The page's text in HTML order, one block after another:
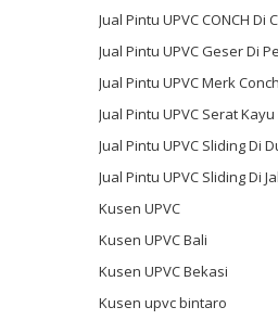
Jual Pintu UPVC CONCH Di
Jual Pintu UPVC Geser Di
Jual Pintu UPVC Merk
Jual Pintu UPVC Serat
Jual Pintu UPVC Sliding Di
Jual Pintu UPVC Sliding Di
Kusen UPVC
Kusen UPVC Bali
Kusen UPVC Bekasi
Kusen upvc bintaro